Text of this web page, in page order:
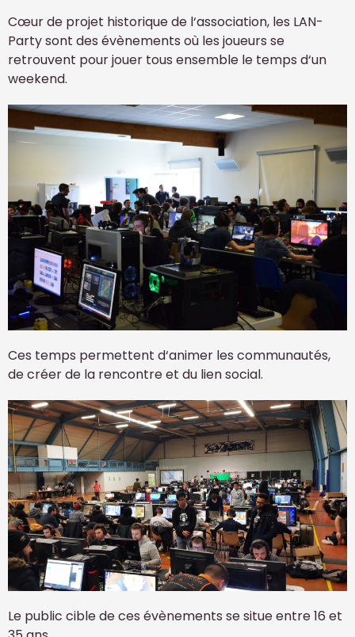
Cœur de projet historique de l‘association, les LAN-
Party sont des évènements où les joueurs se
retrouvent pour jouer tous ensemble le temps d‘un
weekend.
Ces temps permettent d‘animer les communautés,
de créer de la rencontre et du lien social.
Le public cible de ces évènements se situe entre 16 et